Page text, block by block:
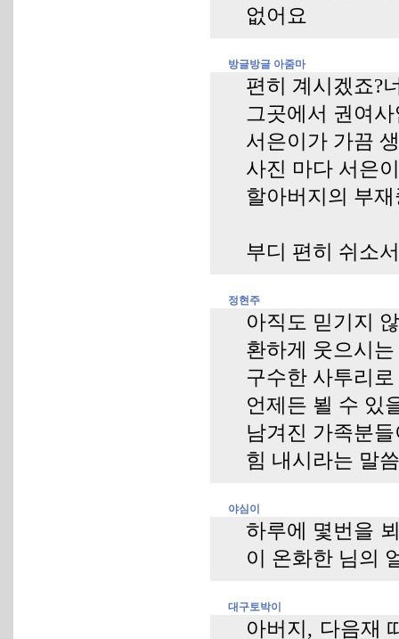
없어요
방글방글 아줌마
편히 계시겠죠?
그곳에서 권여
서은이가 가끔
사진 마다 서은
할아버지의 부
부디 편히 쉬소
정현주
아직도 믿기지
환하게 웃으시
구수한 사투리
언제든 뵐 수 있
남겨진 가족분
힘 내시라는 말
야심이
하루에 몇번을
이 온화한 님의
대구토박이
아버지, 다음재